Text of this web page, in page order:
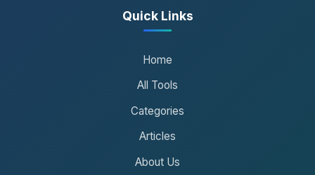
Quick Links
Home
All Tools
Categories
Articles
About Us